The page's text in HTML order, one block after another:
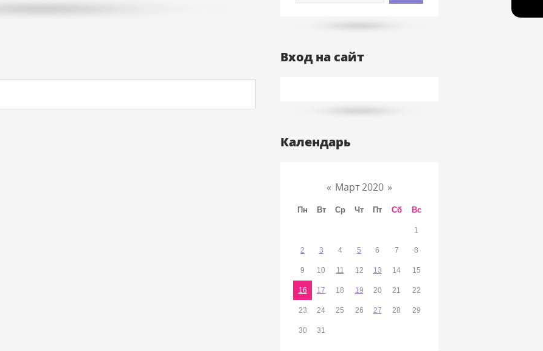
Вход на сайт
Календарь
« Март 2020 »
Пн Вт Ср Чт Пт Сб Вс
1
2 3 4 5 6 7 8
9 10 11 12 13 14 15
16 17 18 19 20 21 22
23 24 25 26 27 28 29
30 31